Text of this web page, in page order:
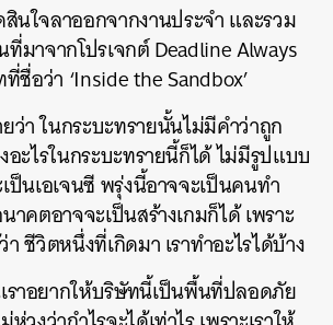
นใจลาออกจากงานประจำ และรวม
มาจากโปรเจกต์ Deadline Always
ชื่อว่า ‘Inside the Sandbox’
า ในกระบะทรายนั้นไม่มีคำว่าถูก
อะไรในกระบะทรายนี้ก็ได้ ไม่มีรูปแบบ
ป็นเอเจนซี พรุ่งนี้อาจจะเป็นคนทำ
าคตอาจจะเป็นสร้างเกมก็ได้ เพราะ
ชีวิตหนึ่งที่เกิดมา เราทำอะไรได้บ้าง
ราอยากให้บริษัทนี้เป็นพื้นที่ปลอดภัย